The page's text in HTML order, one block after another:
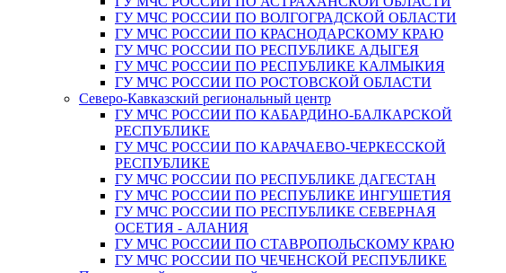
ГУ МЧС РОССИИ ПО ВОЛГОГРАДСКОЙ ОБЛАСТИ
ГУ МЧС РОССИИ ПО КРАСНОДАРСКОМУ КРАЮ
ГУ МЧС РОССИИ ПО РЕСПУБЛИКЕ АДЫГЕЯ
ГУ МЧС РОССИИ ПО РЕСПУБЛИКЕ КАЛМЫКИЯ
ГУ МЧС РОССИИ ПО РОСТОВСКОЙ ОБЛАСТИ
Северо-Кавказский региональный центр
ГУ МЧС РОССИИ ПО КАБАРДИНО-БАЛКАРСКОЙ
РЕСПУБЛИКЕ
ГУ МЧС РОССИИ ПО КАРАЧАЕВО-ЧЕРКЕССКОЙ
РЕСПУБЛИКЕ
ГУ МЧС РОССИИ ПО РЕСПУБЛИКЕ ДАГЕСТАН
ГУ МЧС РОССИИ ПО РЕСПУБЛИКЕ ИНГУШЕТИЯ
ГУ МЧС РОССИИ ПО РЕСПУБЛИКЕ СЕВЕРНАЯ
ОСЕТИЯ - АЛАНИЯ
ГУ МЧС РОССИИ ПО СТАВРОПОЛЬСКОМУ КРАЮ
ГУ МЧС РОССИИ ПО ЧЕЧЕНСКОЙ РЕСПУБЛИКЕ